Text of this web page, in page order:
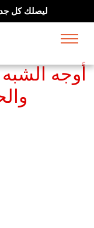
ليصلك كل
أوجه